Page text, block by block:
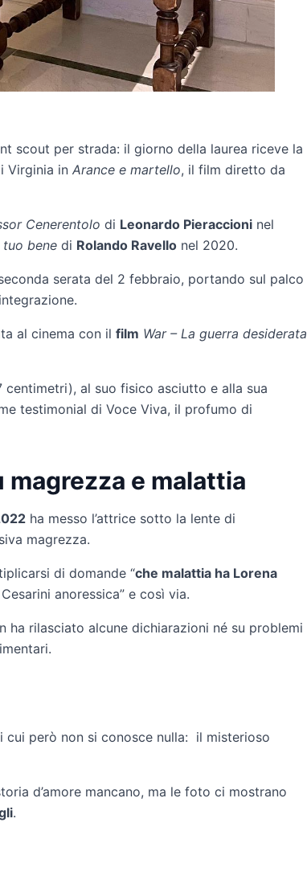
scout per strada: il giorno della laurea riceve la
Virginia in Arance e martello, il film diretto da
Cenerentolo di Leonardo Pieraccioni nel
bene di Rolando Ravello nel 2020.
serata del 2 febbraio, portando sul palco
al cinema con il film War – La guerra desiderata
centimetri), al suo fisico asciutto e alla sua
testimonial di Voce Viva, il profumo di
e malattia
ha messo l’attrice sotto la lente di
magrezza.
di domande “che malattia ha Lorena
Cesarini anoressica” e così via.
ha rilasciato alcune dichiarazioni né su problemi
cui però non si conosce nulla: il misterioso
d’amore mancano, ma le foto ci mostrano
.